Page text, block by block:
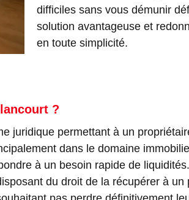
difficiles sans vous démunir
solution avantageuse et
en toute simplicité.
?
juridique permettant à un
dans le domaine
à un besoin rapide de
du droit de la récupérer à